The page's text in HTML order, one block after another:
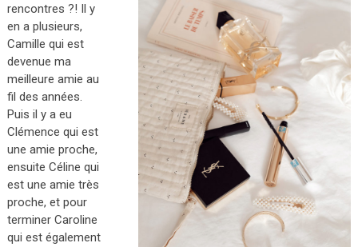
rencontres ?! Il y
en a plusieurs,
Camille qui est
devenue ma
meilleure amie au
fil des années.
Puis il y a eu
Clémence qui est
une amie proche,
ensuite Céline qui
est une amie très
proche, et pour
terminer Caroline
qui est également